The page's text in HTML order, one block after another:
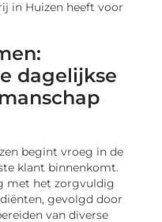
in Huizen heeft voor
dagelijkse
begint vroeg in de
klant binnenkomt.
met het zorgvuldig
gevolgd door
van diverse